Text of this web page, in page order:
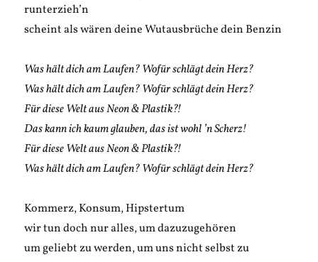
runterzieh’n
scheint als wären deine Wutausbrüche dein Benzin
Was hält dich am Laufen? Wofür schlägt dein Herz?
Was hält dich am Laufen? Wofür schlägt dein Herz?
Für diese Welt aus Neon & Plastik?!
Das kann ich kaum glauben, das ist wohl ’n Scherz!
Für diese Welt aus Neon & Plastik?!
Was hält dich am Laufen? Wofür schlägt dein Herz?
Kommerz, Konsum, Hipstertum
wir tun doch nur alles, um dazuzugehören
um geliebt zu werden, um uns nicht selbst zu